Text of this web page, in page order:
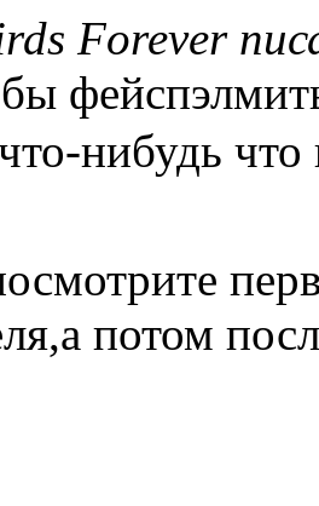
Forever
нибудь
потом